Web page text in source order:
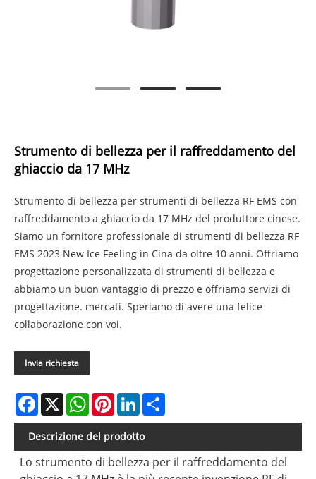
Strumento di bellezza per il raffreddamento del
ghiaccio da 17 MHz
Strumento di bellezza per strumenti di bellezza RF EMS con
raffreddamento a ghiaccio da 17 MHz del produttore cinese.
Siamo un fornitore professionale di strumenti di bellezza RF
EMS 2023 New Ice Feeling in Cina da oltre 10 anni. Offriamo
progettazione personalizzata di strumenti di bellezza e
abbiamo un buon vantaggio di prezzo e offriamo servizi di
progettazione. mercati. Speriamo di avere una felice
collaborazione con voi.
Invia richiesta
Facebook
X WhatsAppPinterestLinkedIn
Descrizione del prodotto
Lo strumento di bellezza per il raffreddamento del